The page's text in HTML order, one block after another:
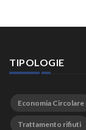
TIPOLOGIE
Economia Circolare
Trattamento rifiuti